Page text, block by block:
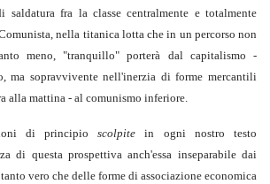
fra la classe centralmente e totalmente
nella titanica lotta che in un percorso non
meno, "tranquillo" porterà dal capitalismo -
ma sopravvivente nell'inerzia di forme mercantili
alla mattina - al comunismo inferiore.
di principio scolpite in ogni nostro testo
di questa prospettiva anch'essa inseparabile dai
vero che delle forme di associazione economica